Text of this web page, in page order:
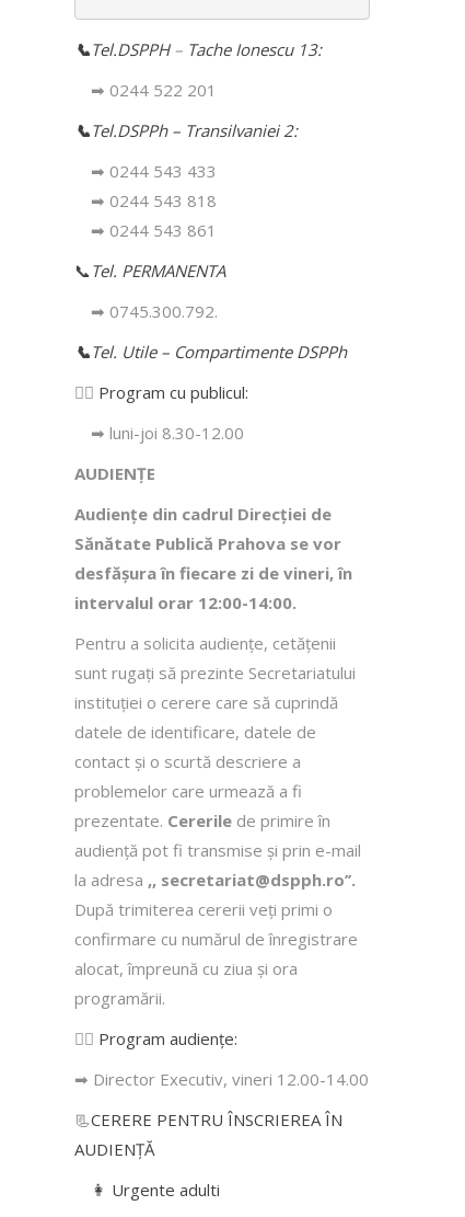
📞Tel.DSPPH – Tache Ionescu 13:
➡ 0244 522 201
📞Tel.DSPPh – Transilvaniei 2:
➡ 0244 543 433
➡ 0244 543 818
➡ 0244 543 861
📞 Tel. PERMANENTA
➡ 0745.300.792.
📞Tel. Utile – Compartimente DSPPh
👩‍⚕️ Program cu publicul:
➡ luni-joi 8.30-12.00
AUDIENȚE
Audiențe din cadrul Direcţiei de
Sănătate Publică Prahova se vor
desfăşura în fiecare zi de vineri, în
intervalul orar 12:00-14:00.
Pentru a solicita audienţe, cetăţenii
sunt rugaţi să prezinte Secretariatului
instituției o cerere care să cuprindă
datele de identificare, datele de
contact şi o scurtă descriere a
problemelor care urmează a fi
prezentate. Cererile de primire în
audienţă pot fi transmise şi prin e-mail
la adresa ,, secretariat@dspph.ro’’.
După trimiterea cererii veţi primi o
confirmare cu numărul de înregistrare
alocat, împreună cu ziua şi ora
programării.
👩‍⚕️ Program audiențe:
➡ Director Executiv, vineri 12.00-14.00
📃CERERE PENTRU ÎNSCRIEREA ÎN
AUDIENŢĂ
👩 Urgente adulti